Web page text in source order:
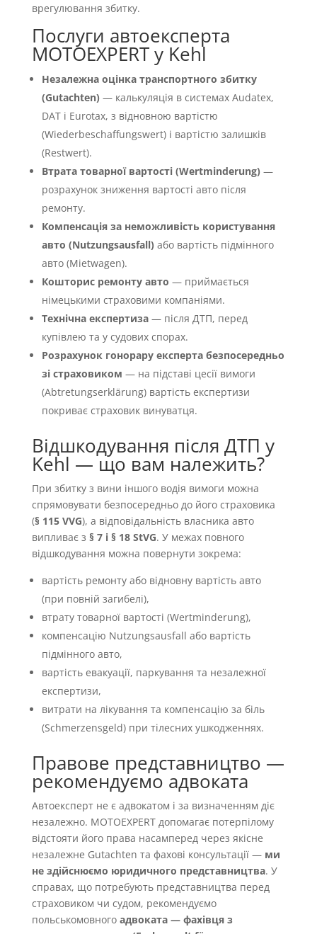
врегулювання збитку.
Послуги автоексперта
MOTOEXPERT у Kehl
Незалежна оцінка транспортного збитку
(Gutachten) — калькуляція в системах Audatex,
DAT і Eurotax, з відновною вартістю
(Wiederbeschaffungswert) і вартістю залишків
(Restwert).
Втрата товарної вартості (Wertminderung) —
розрахунок зниження вартості авто після
ремонту.
Компенсація за неможливість користування
авто (Nutzungsausfall) або вартість підмінного
авто (Mietwagen).
Кошторис ремонту авто — приймається
німецькими страховими компаніями.
Технічна експертиза— після ДТП, перед
купівлею та у судових спорах.
Розрахунок гонорару експерта безпосередньо
зі страховиком — на підставі цесії вимоги
(Abtretungserklärung) вартість експертизи
покриває страховик винуватця.
Відшкодування після ДТП у
Kehl — що вам належить?
При збитку з вини іншого водія вимоги можна
спрямовувати безпосередньо до його страховика
(§ 115 VVG), а відповідальність власника авто
випливає з § 7 і § 18 StVG. У межах повного
відшкодування можна повернути зокрема:
вартість ремонту або відновну вартість авто
(при повній загибелі),
втрату товарної вартості (Wertminderung),
компенсацію Nutzungsausfall або вартість
підмінного авто,
вартість евакуації, паркування та незалежної
експертизи,
витрати на лікування та компенсацію за біль
(Schmerzensgeld) при тілесних ушкодженнях.
Правове представництво —
рекомендуємо адвоката
Автоексперт не є адвокатом і за визначенням діє
незалежно. MOTOEXPERT допомагає потерпілому
відстояти його права насамперед через якісне
незалежне Gutachten та фахові консультації — ми
не здійснюємо юридичного представництва. У
справах, що потребують представництва перед
страховиком чи судом, рекомендуємо
польськомовного адвоката — фахівця з